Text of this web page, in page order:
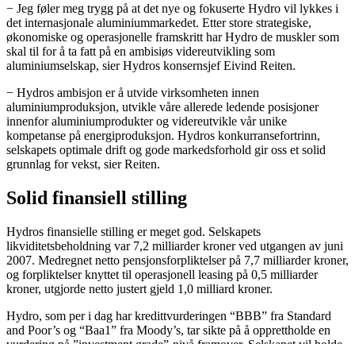
− Jeg føler meg trygg på at det nye og fokuserte Hydro vil lykkes i
det internasjonale aluminiummarkedet. Etter store strategiske,
økonomiske og operasjonelle framskritt har Hydro de muskler som
skal til for å ta fatt på en ambisiøs videreutvikling som
aluminiumselskap, sier Hydros konsernsjef Eivind Reiten.
− Hydros ambisjon er å utvide virksomheten innen
aluminiumproduksjon, utvikle våre allerede ledende posisjoner
innenfor aluminiumprodukter og videreutvikle vår unike
kompetanse på energiproduksjon. Hydros konkurransefortrinn,
selskapets optimale drift og gode markedsforhold gir oss et solid
grunnlag for vekst, sier Reiten.
Solid finansiell stilling
Hydros finansielle stilling er meget god. Selskapets
likviditetsbeholdning var 7,2 milliarder kroner ved utgangen av juni
2007. Medregnet netto pensjonsforpliktelser på 7,7 milliarder kroner,
og forpliktelser knyttet til operasjonell leasing på 0,5 milliarder
kroner, utgjorde netto justert gjeld 1,0 milliard kroner.
Hydro, som per i dag har kredittvurderingen “BBB” fra Standard
and Poor’s og “Baa1” fra Moody’s, tar sikte på å opprettholde en